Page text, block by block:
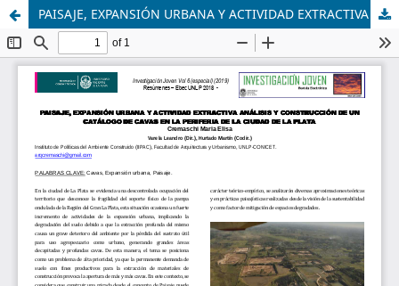
PAISAJE, EXPANSIÓN URBANA Y ACTIVIDAD EXTRACTIVA ANÁLISIS Y CONSTRUCCIÓN DE UN CATÁLOGO DE CAVAS EN LA PERIFERIA DE LA CIUDAD DE LA PLATA